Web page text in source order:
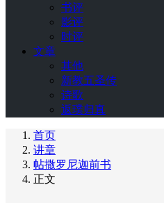
书评
影评
时评
文章
其他
新教五圣传
诗歌
返璞归真
首页
讲章
帖撒罗尼迦前书
正文